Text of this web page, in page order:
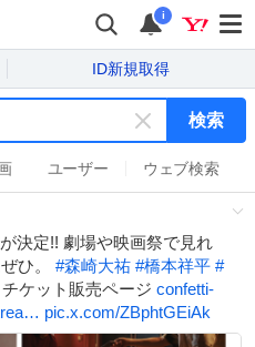
i
ID新規取得
キ
ー
ワ
ド
を
消
す
検索
ユーザー ウェブ検索
決定!! 劇場や映画祭で見れ
ひ。 #森崎大祐 #橋本祥平 #
チケット販売ページ confetti-
pic.x.com/ZBphtGEiAk